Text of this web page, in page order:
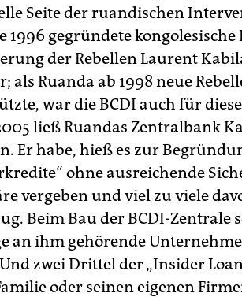
Seite der ruandischen
1996 gegründete kongolesische
der Rebellen Laurent
als Ruanda ab 1998 neue
war die BCDI auch für
ließ Ruandas Zentralbank
Er habe, hieß es zur
ohne ausreichende
vergeben und viel zu viele
Beim Bau der BCDI-
an ihm gehörende
zwei Drittel der „Insider
oder seinen eigenen